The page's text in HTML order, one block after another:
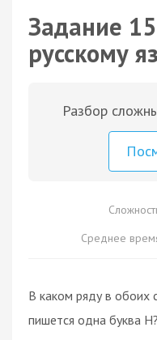
Задание
русскому
Разбор
Среднее
В каком ряду в обоих
пишется одна буква Н?